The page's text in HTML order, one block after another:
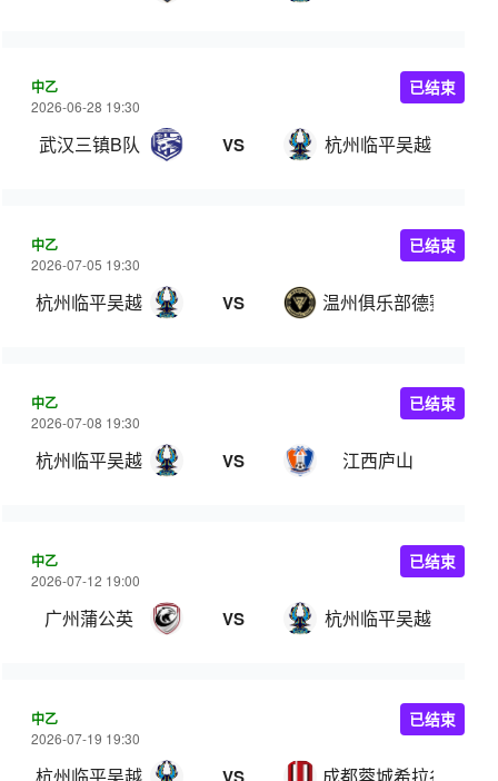
中乙
2026-06-28 19:30
武汉三镇B队 VS 杭州临平吴越
已结束
中乙
2026-07-05 19:30
杭州临平吴越 VS 温州俱乐部德赛
已结束
中乙
2026-07-08 19:30
杭州临平吴越 VS 江西庐山
已结束
中乙
2026-07-12 19:00
广州蒲公英 VS 杭州临平吴越
已结束
中乙
2026-07-19 19:30
已结束